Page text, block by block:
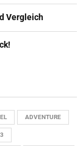
Vergleich
ADVENTURE